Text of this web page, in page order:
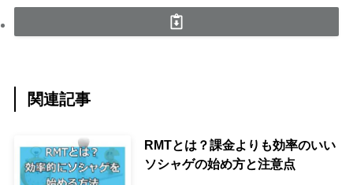
関連記事
RMTとは？課金よりも効率のいい
ソシャゲの始め方と注意点